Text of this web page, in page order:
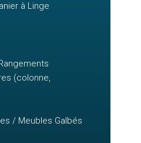
à Linge
(colonne,
/ Meubles Galbés